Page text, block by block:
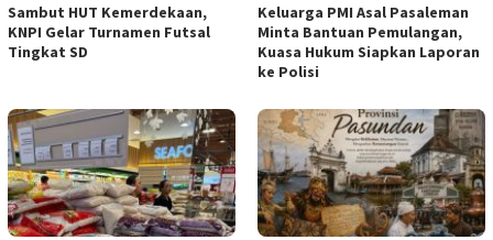
Sambut HUT Kemerdekaan,
KNPI Gelar Turnamen Futsal
Tingkat SD
Keluarga PMI Asal Pasaleman
Minta Bantuan Pemulangan,
Kuasa Hukum Siapkan Laporan
ke Polisi